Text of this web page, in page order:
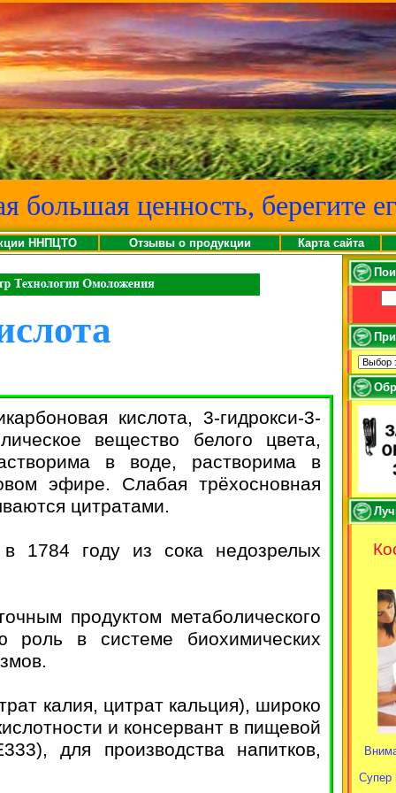
большая ценность, берегите
ННПЦТО Отзывы о продукции Карта сайта
кислота, 3-гидрокси-3-
вещество белого цвета,
в воде, растворима в
эфире. Слабая трёхосновная
цитратами.
1784 году из сока недозрелых
продуктом метаболического
роль в системе биохимических
калия, цитрат кальция), широко
и консервант в пищевой
для производства напитков,
Супер